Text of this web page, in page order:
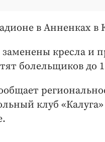
в Анненках
заменены кресла и
болельщиков до
клуб